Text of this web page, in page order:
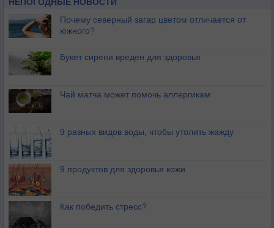
НЕПОГОДНЫЕ НОВОСТИ
Почему северный загар цветом отличается от
южного?
Букет сирени вреден для здоровья
Чай матча может помочь аллергикам
9 разных видов воды, чтобы утолить жажду
9 продуктов для здоровья кожи
Как победить стресс?